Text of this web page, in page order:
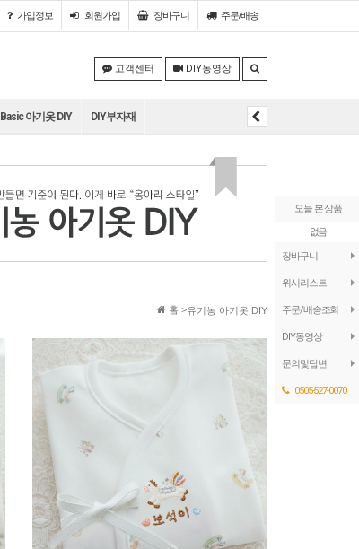
가입정보 회원가입 장바구니 주문/배송
오늘 본 상품
없음
장바구니
위시리스트
주문/배송조회
DIY동영상
문의및답변
0505-527-0070
고객센터 DIY동영상
Basic 아기옷 DIY DIY부자재
홈 >유기농 아기옷 DIY